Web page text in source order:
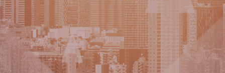
ข่าวสารนักลงทุน